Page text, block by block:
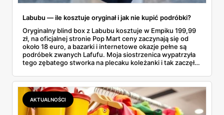
Labubu — ile kosztuje oryginał i jak nie kupić podróbki?
Oryginalny blind box z Labubu kosztuje w Empiku 199,99
zł, na oficjalnej stronie Pop Mart ceny zaczynają się od
około 18 euro, a bazarki i internetowe okazje pełne są
podróbek zwanych Lafufu. Moja siostrzenica wypatrzyła
tego zębatego stworka na plecaku koleżanki i tak zaczęło
kosztuje i po czym poznać, że sprzedawca nie wciska nam
podróbki. Spisałam wszystko, czego się dowiedziałam —
łącznie z jedną wpadką, o której za chwilę.
AKTUALNOŚCI